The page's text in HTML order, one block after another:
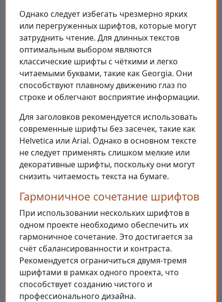
Однако следует избегать чрезмерно ярких
или перегруженных шрифтов, которые могут
затруднить чтение. Для длинных текстов
оптимальным выбором являются
классические шрифты с чёткими и легко
читаемыми буквами, такие как Georgia. Они
способствуют плавному движению глаз по
строке и облегчают восприятие информации.
Для заголовков рекомендуется использовать
современные шрифты без засечек, такие как
Helvetica или Arial. Однако в основном тексте
не следует применять слишком мелкие или
декоративные шрифты, поскольку они могут
снизить читаемость текста на бумаге.
Гармоничное сочетание шрифтов
При использовании нескольких шрифтов в
одном проекте необходимо обеспечить их
гармоничное сочетание. Это достигается за
счёт сбалансированности и контраста.
Рекомендуется ограничиться двумя-тремя
шрифтами в рамках одного проекта, что
способствует созданию чистого и
профессионального дизайна.